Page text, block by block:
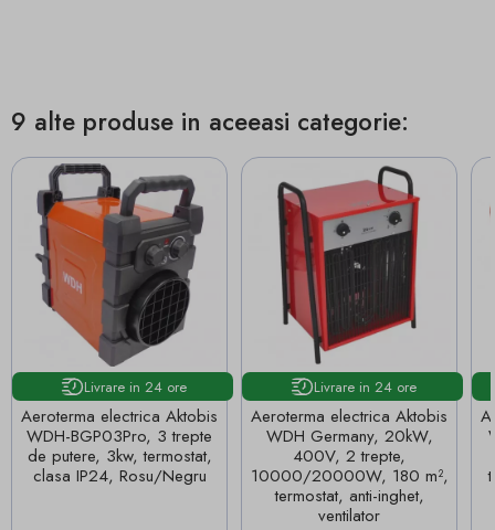
9 alte produse in aceeasi categorie:
Livrare in 24 ore
Aeroterma electrica Aktobis
WDH-BGP03Pro, 3 trepte
de putere, 3kw, termostat,
clasa IP24, Rosu/Negru
Livrare in 24 ore
Aeroterma electrica Aktobis
WDH Germany, 20kW,
400V, 2 trepte,
10000/20000W, 180 m²,
termostat, anti-inghet,
ventilator